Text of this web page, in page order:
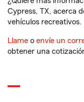
Cypress, TX, acerca
vehículos recreativos.
Llame o envíe un
obtener una